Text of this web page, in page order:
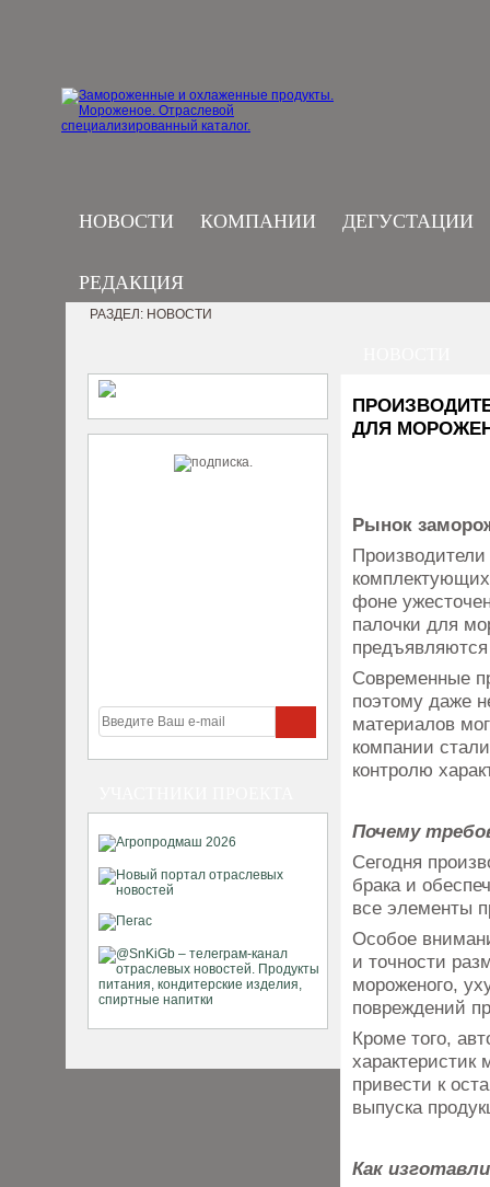
НОВОСТИ КОМПАНИИ ДЕГУСТАЦИИ
РЕДАКЦИЯ
РАЗДЕЛ: НОВОСТИ
ДЛЯ
Рынок
фоне
палочки для
Современные
поэтому даже
материалов
компании
контролю
Почему
Сегодня
брака и
все элементы
Особое
и точности
мороженого,
повреждений
Кроме того,
привести к
выпуска
Как